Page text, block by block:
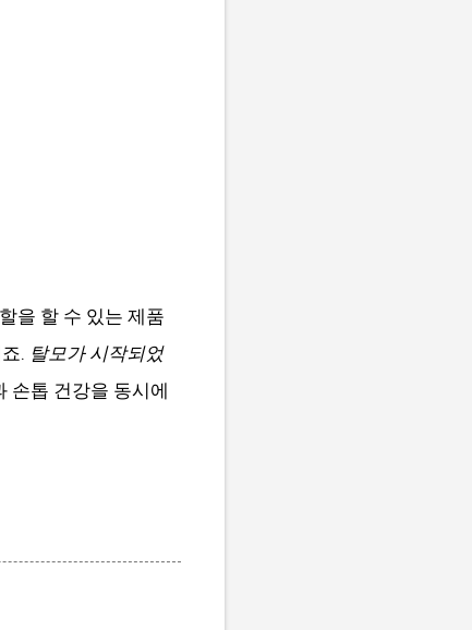
을 할 수 있는 제품
. 탈모가 시작되었
손톱 건강을 동시에